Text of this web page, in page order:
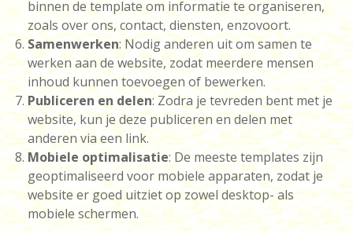
binnen de template om informatie te organiseren,
zoals over ons, contact, diensten, enzovoort.
Samenwerken: Nodig anderen uit om samen te
werken aan de website, zodat meerdere mensen
inhoud kunnen toevoegen of bewerken.
Publiceren en delen: Zodra je tevreden bent met je
website, kun je deze publiceren en delen met
anderen via een link.
Mobiele optimalisatie: De meeste templates zijn
geoptimaliseerd voor mobiele apparaten, zodat je
website er goed uitziet op zowel desktop- als
mobiele schermen.